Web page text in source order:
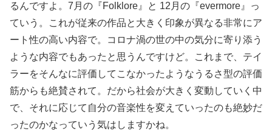
るんですよ。7月の『Folklore』と 12月の『evermore』っ
ていう。これが従来の作品と大きく印象が異なる非常にア
ート性の高い内容で。コロナ渦の世の中の気分に寄り添う
ような内容でもあったと思うんですけど。これまで、テイ
ラーをそんなに評価してこなかったようなうるさ型の評価
筋からも絶賛されて。だから社会が大きく変動していく中
で、それに応じて自分の音楽性を変えていったのも絶妙だ
ったのかなっていう気はしますかね。